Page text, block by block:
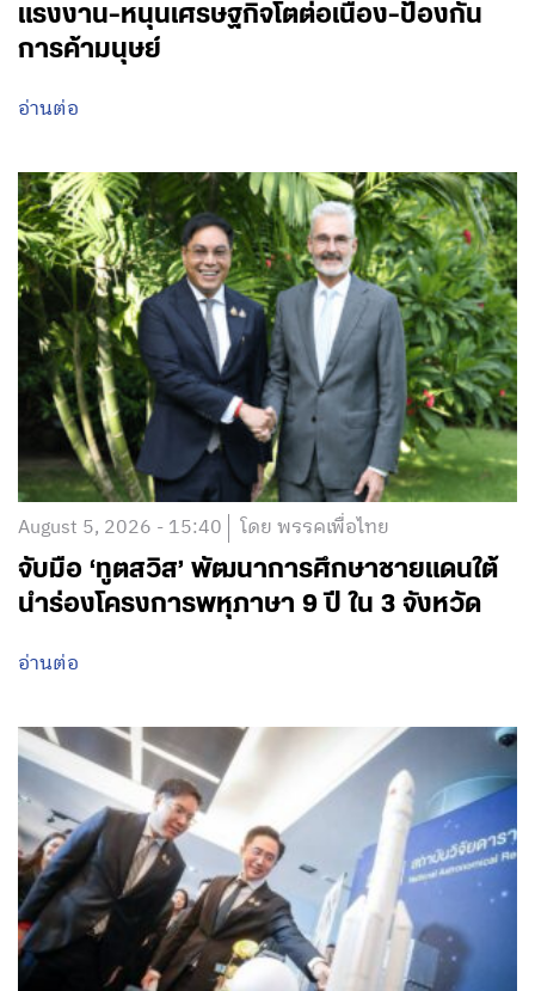
แรงงาน-หนุนเศรษฐกิจโตต่อเนื่อง-ป้องกัน
การค้ามนุษย์
อ่านต่อ
August 5, 2026 - 15:40 โดย พรรคเพื่อไทย
จับมือ ‘ทูตสวิส’ พัฒนาการศึกษาชายแดนใต้
นำร่องโครงการพหุภาษา 9 ปี ใน 3 จังหวัด
อ่านต่อ